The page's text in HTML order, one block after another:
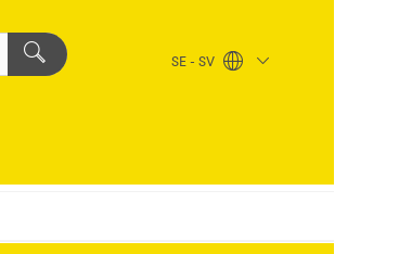
SE - SV